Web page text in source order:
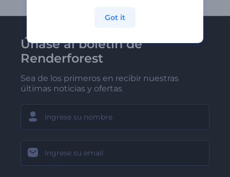
Únase al boletín de
Renderforest
Sea de los primeros en recibir nuestras
últimas noticias y ofertas
Got it